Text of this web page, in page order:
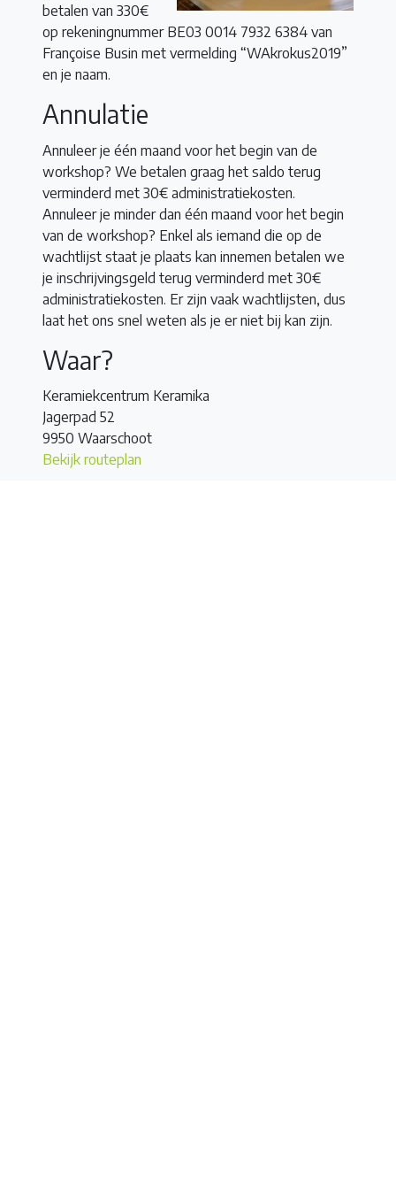
betalen van 330€
op rekeningnummer BE03 0014 7932 6384 van
Françoise Busin met vermelding “WAkrokus2019”
en je naam.
Annulatie
Annuleer je één maand voor het begin van de
workshop? We betalen graag het saldo terug
verminderd met 30€ administratiekosten.
Annuleer je minder dan één maand voor het begin
van de workshop? Enkel als iemand die op de
wachtlijst staat je plaats kan innemen betalen we
je inschrijvingsgeld terug verminderd met 30€
administratiekosten. Er zijn vaak wachtlijsten, dus
laat het ons snel weten als je er niet bij kan zijn.
Waar?
Keramiekcentrum Keramika
Jagerpad 52
9950 Waarschoot
Bekijk routeplan